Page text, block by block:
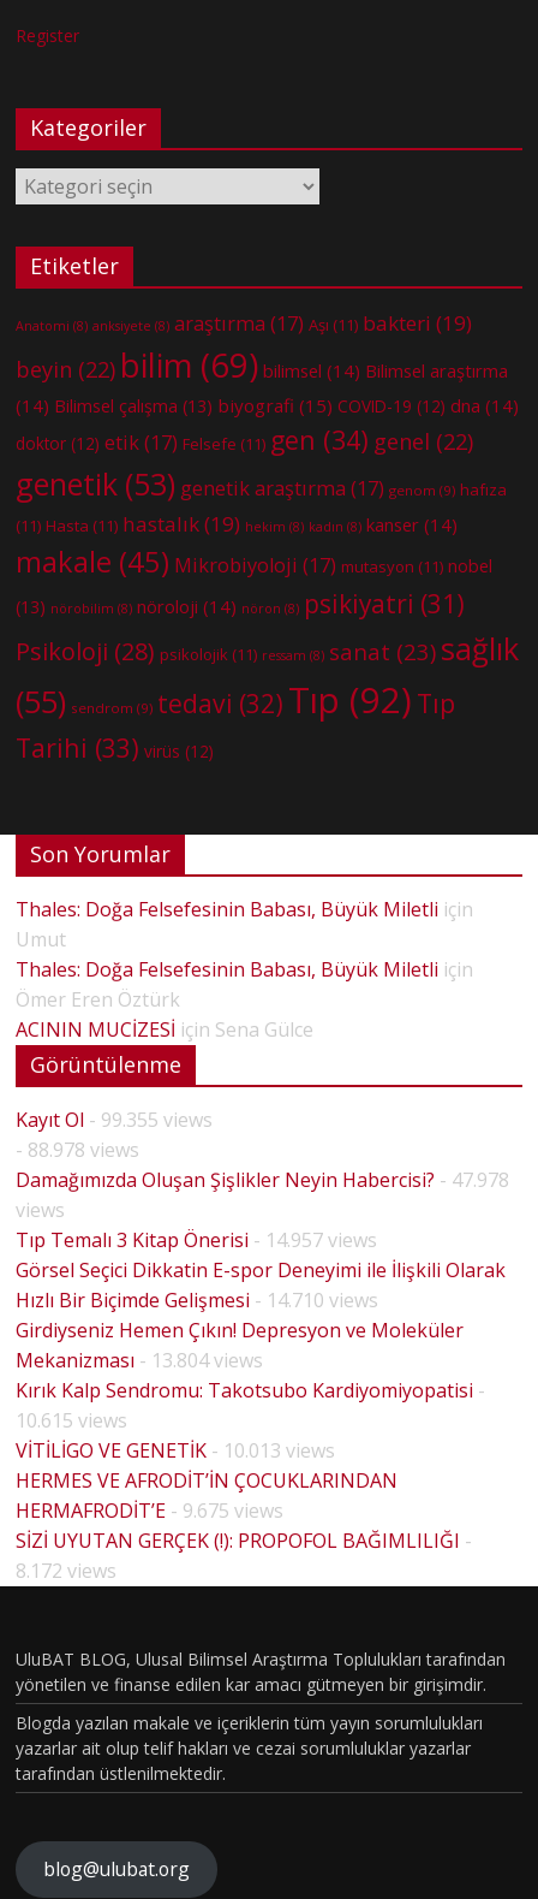
Register
Kategoriler
Kategoriler
Etiketler
Anatomi (8) anksiyete (8) araştırma (17) Aşı (11) bakteri (19)
beyin (22) bilim (69) bilimsel (14) Bilimsel araştırma
(14) Bilimsel çalışma (13) biyografi (15) COVID-19 (12) dna (14)
doktor (12) etik(17) Felsefe (11) gen (34) genel (22)
genetik (53) genetik araştırma (17) genom (9) hafıza
(11) Hasta (11) hastalık(19) hekim (8) kadın (8) kanser (14)
makale (45) Mikrobiyoloji (17) mutasyon (11) nobel
(13) nörobilim (8) nöroloji (14) nöron (8) psikiyatri (31)
Psikoloji (28) psikolojik (11) ressam (8) sanat (23) sağlık
(55) sendrom (9) tedavi (32) Tıp (92) Tıp
Tarihi (33) virüs (12)
Son Yorumlar
Thales: Doğa Felsefesinin Babası, Büyük Miletli için
Umut
Thales: Doğa Felsefesinin Babası, Büyük Miletli için
Ömer Eren Öztürk
ACININ MUCİZESİ için Sena Gülce
Görüntülenme
Kayıt Ol - 99.355 views
- 88.978 views
Damağımızda Oluşan Şişlikler Neyin Habercisi? - 47.978
views
Tıp Temalı 3 Kitap Önerisi - 14.957 views
Görsel Seçici Dikkatin E-spor Deneyimi ile İlişkili Olarak
Hızlı Bir Biçimde Gelişmesi - 14.710 views
Girdiyseniz Hemen Çıkın! Depresyon ve Moleküler
Mekanizması - 13.804 views
Kırık Kalp Sendromu: Takotsubo Kardiyomiyopatisi -
10.615 views
VİTİLİGO VE GENETİK - 10.013 views
HERMES VE AFRODİT’İN ÇOCUKLARINDAN
HERMAFRODİT’E - 9.675 views
SİZİ UYUTAN GERÇEK (!): PROPOFOL BAĞIMLILIĞI -
8.172 views
UluBAT BLOG, Ulusal Bilimsel Araştırma Toplulukları tarafından
yönetilen ve finanse edilen kar amacı gütmeyen bir girişimdir.
Blogda yazılan makale ve içeriklerin tüm yayın sorumlulukları
yazarlar ait olup telif hakları ve cezai sorumluluklar yazarlar
tarafından üstlenilmektedir.
blog@ulubat.org
BİYOLO
TOPLU
MSAL
CİNSİYE
T
MLARIN